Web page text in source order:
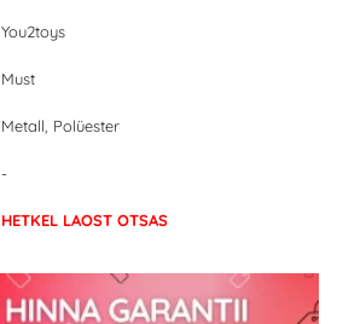
You2toys
Must
Metall, Polüester
-
HETKEL LAOST OTSAS